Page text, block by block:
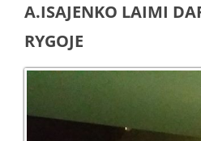
A.ISAJENKO LAIMI
RYGOJE